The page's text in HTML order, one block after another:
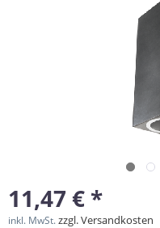
11,47 € *
inkl. MwSt.zzgl. Versandkosten